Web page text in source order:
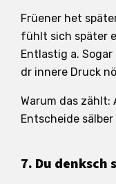
Früener het
fühlt sich später
Entlastig a.
dr innere Druck
Warum das zählt:
Entscheide
7. Du denksch